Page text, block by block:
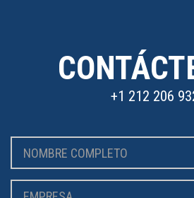
+1 212 206